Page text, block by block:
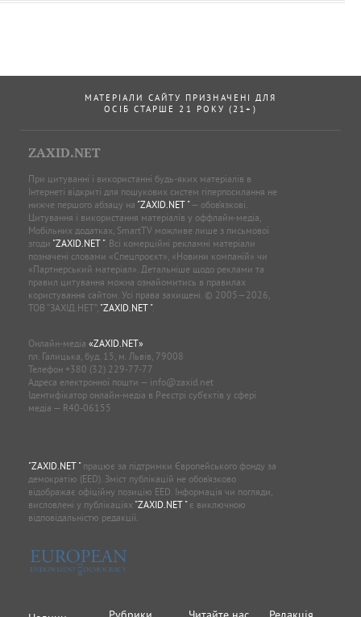
МАТЕРІАЛИ САЙТУ ПРИЗНАЧЕНІ ДЛЯ
ОСІБ СТАРШЕ 21 РОКУ (21+)
ZAXID.NET
При цитуванні і використанні будь-яких матеріалів в
Інтернеті відкриті для пошукових систем гіперпосилання не
нижче першого абзацу на "ZAXID.NET "— обов’язкові.
Цитування і використання матеріалів у оффлайн-медіа,
Мобільних додатках, SmartTV можливе лише з письмової
згоди "ZAXID.NET ". Всі комерційні рекламні матеріали
позначені словами «Спецпроєкт», «Новини компаній» чи
«Партнерський матеріал». Детальніше щодо реклами та
правил цитування можна ознайомитись в правилах
користування сайтом. Усі права захищені. © 2005—2026,
ТОВ “ЗАХІД.НЕТ”, "ZAXID.NET ".
Онлайн-медіа «ZAXID.NET»
пл. Галицька, буд. 15, м. Львів, 79008
Телефон +380 (32) 229-77-77
Адреса електронної пошти — info@zaxid.net
Ідентифікатор онлайн-медіа в Реєстрі суб'єктів у сфері
медіа — R40-06155
"ZAXID.NET "працює за підтримки Європейського фонду за
демократію (EED). Зміст публікацій не обов’язково
відображає офіційну позицію EED. Інформація чи погляди,
висловлені у публікаціях "ZAXID.NET "є виключною
відповідальністю редакції.